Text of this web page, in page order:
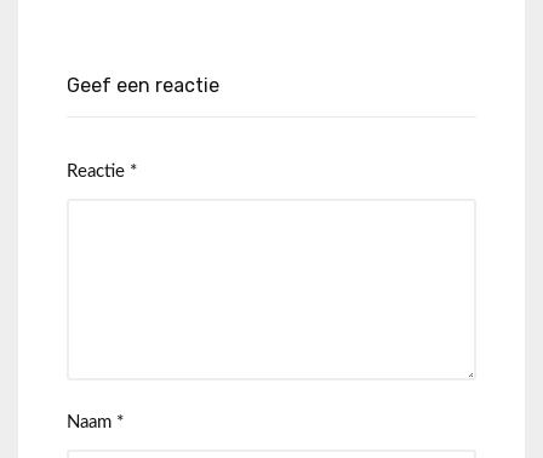
Geef een reactie
Reactie *
Naam *